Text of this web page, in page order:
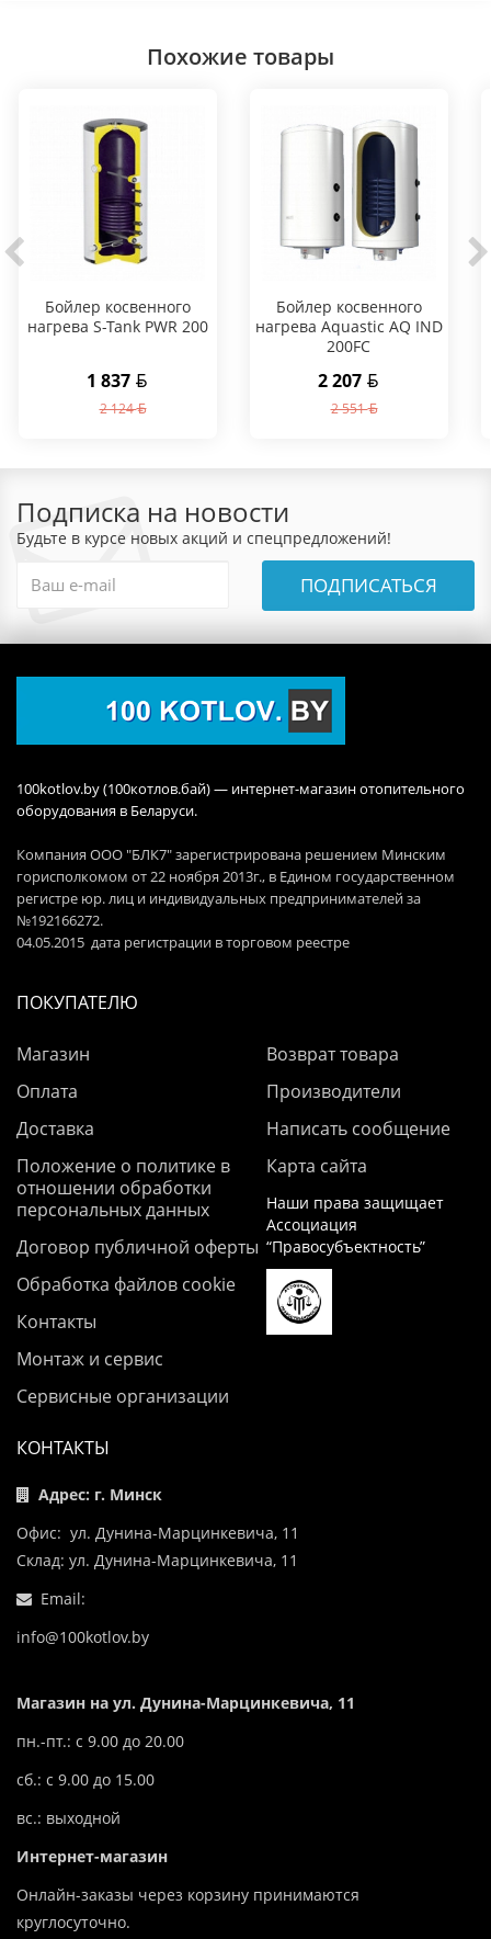
Похожие товары
Бойлер косвенного
нагрева S-Tank PWR 200
1 837
2 124
Бойлер косвенного
нагрева Aquastic AQ IND
200FC
2 207
2 551
Подписка на новости
Будьте в курсе новых акций и спецпредложений!
ПОДПИСАТЬСЯ
100kotlov.by (100котлов.бай) — интернет-магазин отопительного
оборудования в Беларуси.
Компания ООО "БЛК7" зарегистрирована решением Минским
горисполкомом от 22 ноября 2013г., в Едином государственном
регистре юр. лиц и индивидуальных предпринимателей за
№192166272.
04.05.2015 дата регистрации в торговом реестре
ПОКУПАТЕЛЮ
Магазин
Оплата
Доставка
Положение о политике в
отношении обработки
персональных данных
Договор публичной оферты
Обработка файлов cookie
Контакты
Монтаж и сервис
Сервисные организации
Возврат товара
Производители
Написать сообщение
Карта сайта
Наши права защищает
Ассоциация
“Правосубъектность”
КОНТАКТЫ
Адрес: г. Минск
Офис: ул. Дунина-Марцинкевича, 11
Склад: ул. Дунина-Марцинкевича, 11
Email:
info@100kotlov.by
Магазин на ул. Дунина-Марцинкевича, 11
пн.-пт.: с 9.00 до 20.00
сб.: с 9.00 до 15.00
вс.: выходной
Интернет-магазин
Онлайн-заказы через корзину принимаются
круглосуточно.